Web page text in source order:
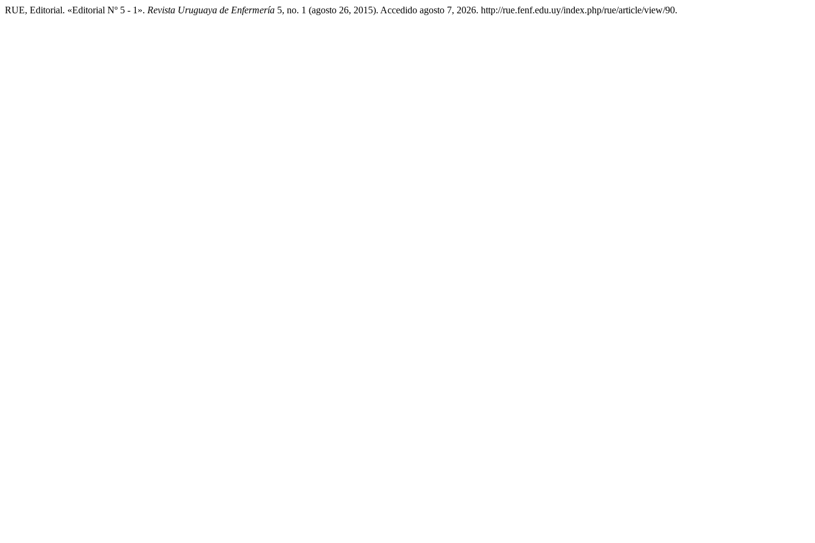
RUE, Editorial. «Editorial Nº 5 - 1». Revista Uruguaya de Enfermería 5, no. 1 (agosto 26, 2015). Accedido agosto 7, 2026. http://rue.fenf.edu.uy/index.php/rue/article/view/90.